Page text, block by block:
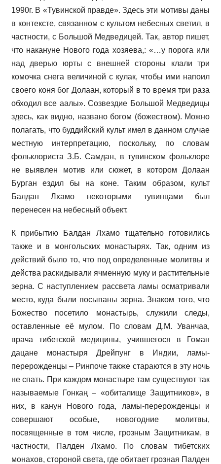
1990г. В «Тувинской правде». Здесь эти мотивы даны
в контексте, связанном с культом небесных светил, в
частности, с Большой Медведицей. Так, автор пишет,
что накануне Нового года хозяева,: «…у порога или
над дверью юрты с внешней стороны клали три
комочка снега величиной с кулак, чтобы ими напоил
своего коня бог Долаан, который в то время три раза
обходил все аалы». Созвездие Большой Медведицы
здесь, как видно, названо богом (божеством). Можно
полагать, что буддийский культ имел в данном случае
местную интерпретацию, поскольку, по словам
фольклориста З.Б. Самдан, в тувинском фольклоре
не выявлен мотив или сюжет, в котором Долаан
Бурган ездил бы на коне. Таким образом, культ
Балдан Лхамо некоторыми тувинцами был
перенесен на небесный объект.
К прибытию Балдан Лхамо тщательно готовились
также и в монгольских монастырях. Так, одним из
действий было то, что под определенные молитвы и
действа раскидывали ячменную муку и растительные
зерна. С наступлением рассвета ламы осматривали
место, куда были посыпаны зерна. Знаком того, что
Божество посетило монастырь, служили следы,
оставленные её мулом. По словам Д.М. Уванчаа,
врача тибетской медицины, учившегося в Гоман
дацане монастыря Дрейпунг в Индии, ламы-
перерожденцы – Ринпоче также стараются в эту ночь
не спать. При каждом монастыре там существуют так
называемые Гонкаң – «обиталище Защитников», в
них, в канун Нового года, ламы-перерожденцы и
совершают особые, новогодние молитвы,
посвященные в том числе, грозным Защитникам, в
частности, Палден Лхамо. По словам тибетских
монахов, стороной света, где обитает грозная Палден